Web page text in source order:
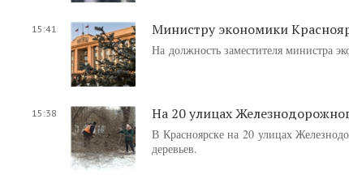
15:41 Министру экономики
На должность заместителя министра
15:38 На 20 улицах
В Красноярске на 20 улицах
деревьев.